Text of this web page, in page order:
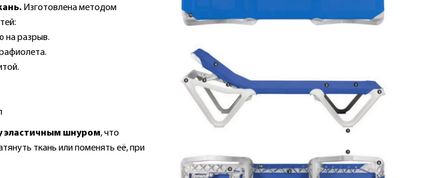
.Изготовлена методом
на разрыв.
эластичным шнуром, что
ткань или поменять её, при